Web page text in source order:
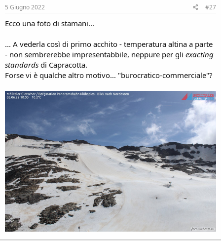
5 Giugno 2022 #27
Ecco una foto di stamani...
... A vederla così di primo acchito - temperatura altina a parte
- non sembrerebbe impresentabbile, neppure per gli exacting
standards di Capracotta.
Forse vi è qualche altro motivo... "burocratico-commerciale"?